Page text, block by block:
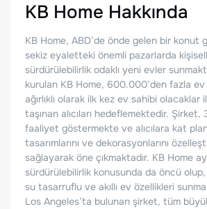
KB Home Hakkında
KB Home, ABD’de önde gelen bir konut
sekiz eyaletteki önemli pazarlarda
sürdürülebilirlik odaklı yeni evler
kurulan KB Home, 600.000’den fazla
ağırlıklı olarak ilk kez ev sahibi olacaklar
taşınan alıcıları hedeflemektedir. Şirket,
faaliyet göstermekte ve alıcılara kat
tasarımlarını ve dekorasyonlarını
sağlayarak öne çıkmaktadır. KB Home
sürdürülebilirlik konusunda da öncü
su tasarruflu ve akıllı ev özellikleri
Los Angeles’ta bulunan şirket, tüm